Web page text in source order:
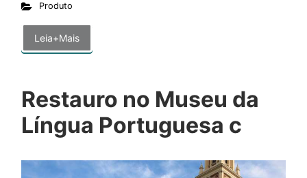
Produto
Leia+Mais
Restauro no Museu da
Língua Portuguesa c